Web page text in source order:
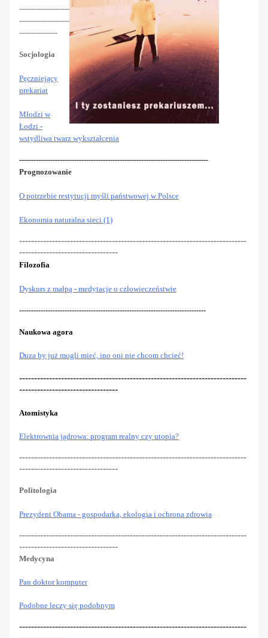
---------------------
---------------------
----------------
Socjologia
Pęczniejący
prekariat
Młodzi w
Łodzi -
wstydliwa twarz wykształcenia
-------------------------------------------------------------------------------
Prognozowanie
O potrzebie restytucji myśli państwowej w Polsce
Ekonomia naturalna sieci (1)
----------------------------------------------------------------------------
---------------------------------
Filozofia
Dyskurs z małpą - medytacje o człowieczeństwie
------------------------------------------------------------------------------
Naukowa agora
Duza by już mogli mieć, ino oni nie chcom chcieć!
----------------------------------------------------------------------------
---------------------------------
Atomistyka
Elektrownia jądrowa: program realny czy utopia?
----------------------------------------------------------------------------
---------------------------------
Politologia
Prezydent Obama - gospodarka, ekologia i ochrona zdrowia
----------------------------------------------------------------------------
---------------------------------
Medycyna
Pan doktor komputer
Podobne leczy się podobnym
----------------------------------------------------------------------------